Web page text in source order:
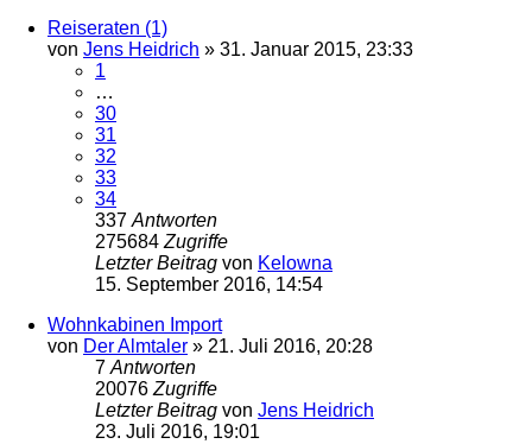
Reiseraten (1)
von Jens Heidrich » 31. Januar 2015, 23:33
1
…
30
31
32
33
34
337 Antworten
275684 Zugriffe
Letzter Beitrag von Kelowna
15. September 2016, 14:54
Wohnkabinen Import
von Der Almtaler » 21. Juli 2016, 20:28
7 Antworten
20076 Zugriffe
Letzter Beitrag von Jens Heidrich
23. Juli 2016, 19:01